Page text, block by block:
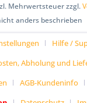
Mehrwertsteuer zzgl.
anders beschrieben
Hilfe /
Abholung und
AGB-Kundeninfo